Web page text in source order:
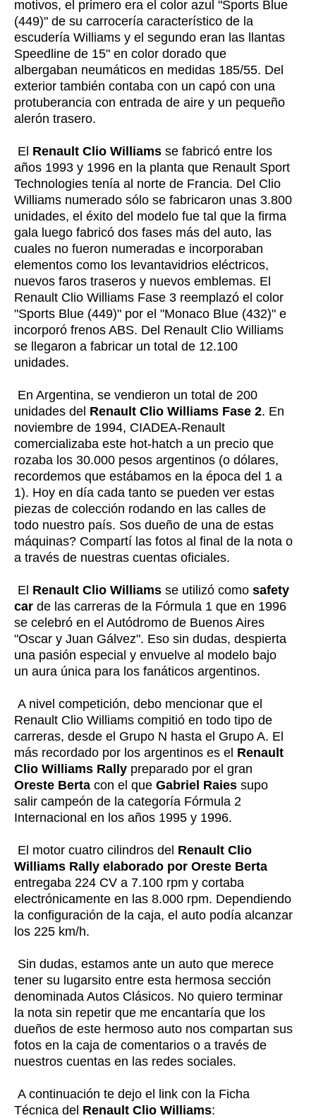
motivos, el primero era el color azul "Sports Blue
(449)" de su carrocería característico de la
escudería Williams y el segundo eran las llantas
Speedline de 15" en color dorado que
albergaban neumáticos en medidas 185/55. Del
exterior también contaba con un capó con una
protuberancia con entrada de aire y un pequeño
alerón trasero.
El Renault Clio Williams se fabricó entre los
años 1993 y 1996 en la planta que Renault Sport
Technologies tenía al norte de Francia. Del Clio
Williams numerado sólo se fabricaron unas 3.800
unidades, el éxito del modelo fue tal que la firma
gala luego fabricó dos fases más del auto, las
cuales no fueron numeradas e incorporaban
elementos como los levantavidrios eléctricos,
nuevos faros traseros y nuevos emblemas. El
Renault Clio Williams Fase 3 reemplazó el color
"Sports Blue (449)" por el "Monaco Blue (432)" e
incorporó frenos ABS. Del Renault Clio Williams
se llegaron a fabricar un total de 12.100
unidades.
En Argentina, se vendieron un total de 200
unidades del Renault Clio Williams Fase 2. En
noviembre de 1994, CIADEA-Renault
comercializaba este hot-hatch a un precio que
rozaba los 30.000 pesos argentinos (o dólares,
recordemos que estábamos en la época del 1 a
1). Hoy en día cada tanto se pueden ver estas
piezas de colección rodando en las calles de
todo nuestro país. Sos dueño de una de estas
máquinas? Compartí las fotos al final de la nota o
a través de nuestras cuentas oficiales.
El Renault Clio Williams se utilizó como safety
car de las carreras de la Fórmula 1 que en 1996
se celebró en el Autódromo de Buenos Aires
"Oscar y Juan Gálvez". Eso sin dudas, despierta
una pasión especial y envuelve al modelo bajo
un aura única para los fanáticos argentinos.
A nivel competición, debo mencionar que el
Renault Clio Williams compitió en todo tipo de
carreras, desde el Grupo N hasta el Grupo A. El
más recordado por los argentinos es el Renault
Clio Williams Rally preparado por el gran
Oreste Berta con el que Gabriel Raies supo
salir campeón de la categoría Fórmula 2
Internacional en los años 1995 y 1996.
El motor cuatro cilindros del Renault Clio
Williams Rally elaborado por Oreste Berta
entregaba 224 CV a 7.100 rpm y cortaba
electrónicamente en las 8.000 rpm. Dependiendo
la configuración de la caja, el auto podía alcanzar
los 225 km/h.
Sin dudas, estamos ante un auto que merece
tener su lugarsito entre esta hermosa sección
denominada Autos Clásicos. No quiero terminar
la nota sin repetir que me encantaría que los
dueños de este hermoso auto nos compartan sus
fotos en la caja de comentarios o a través de
nuestros cuentas en las redes sociales.
A continuación te dejo el link con la Ficha
Técnica del Renault Clio Williams: